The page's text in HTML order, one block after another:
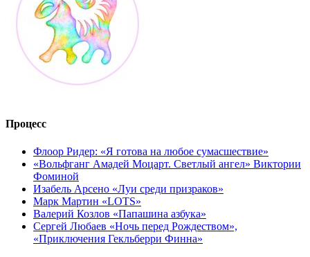
Процесс
Флоор Ридер: «Я готова на любое сумасшествие»
«Вольфганг Амадей Моцарт. Светлый ангел» Виктории
Фоминой
Изабель Арсено «Луи среди призраков»
Марк Мартин «LOTS»
Валерий Козлов «Папашина азбука»
Сергей Любаев «Ночь перед Рождеством»,
«Приключения Гекльберри Финна»